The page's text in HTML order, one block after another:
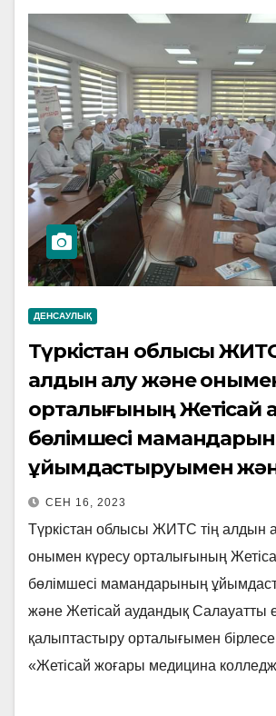
ДЕНСАУЛЫҚ
Түркістан облысы
алдын алу және
орталығының Жетісай
бөлімшесі
ұйымдастыруымен
аудандық Салауатты
қалыптастыру
бірлесе отырып
медицина
көлемде акция
СЕН 16, 2023
Түркістан облысы ЖИТС тің алдын
онымен күресу орталығының
бөлімшесі мамандарының
және Жетісай аудандық Салауатты
қалыптастыру орталығымен
«Жетісай жоғары медицина